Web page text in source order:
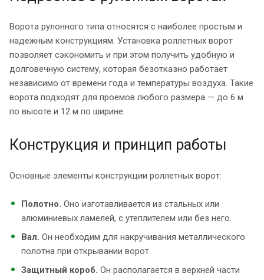
Ворота рулонного типа относятся с наиболее простым и
надежным конструкциям. Установка роллетных ворот
позволяет сэкономить и при этом получить удобную и
долговечную систему, которая безотказно работает
независимо от времени года и температуры воздуха. Такие
ворота подходят для проемов любого размера — до 6 м
по высоте и 12 м по ширине.
Конструкция и принцип работы
Основные элементы конструкции роллетных ворот:
Полотно. Оно изготавливается из стальных или
алюминиевых ламелей, с утеплителем или без него.
Вал. Он необходим для накручивания металлического
полотна при открывании ворот.
Защитный короб. Он располагается в верхней части